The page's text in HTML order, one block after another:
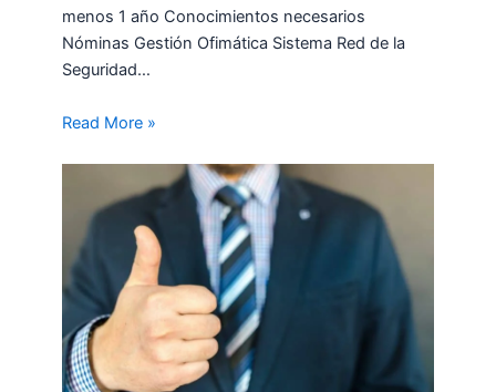
menos 1 año Conocimientos necesarios
Nóminas Gestión Ofimática Sistema Red de la
Seguridad…
Read More »